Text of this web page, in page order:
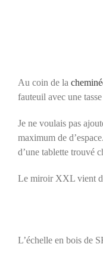
Au coin de la
fauteuil avec une
Je ne voulais pas
maximum de
d’une tablette trouvé
Le miroir XXL vient
L’échelle en bois de